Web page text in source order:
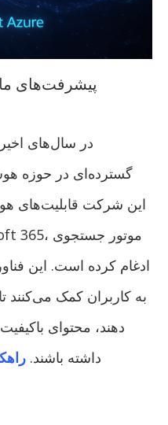
پیشرفت‌های
در سال‌های
گسترده‌ای در حوزه
این شرکت قابلیت‌های
به کاربران کمک می‌کنند
دهند، محتوای
داشته باشند.